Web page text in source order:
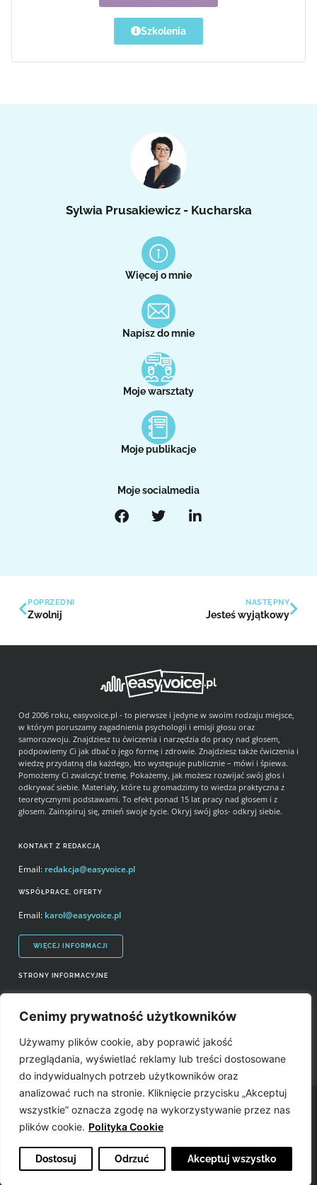
Cenimy prywatność użytkowników
Używamy plików cookie, aby poprawić jakość
przeglądania, wyświetlać reklamy lub treści dostosowane
do indywidualnych potrzeb użytkowników oraz
analizować ruch na stronie. Kliknięcie przycisku „Akceptuj
wszystkie” oznacza zgodę na wykorzystywanie przez nas
plików cookie. Polityka Cookie
Dostosuj Odrzuć Akceptuj wszystko
Szkolenia
Sylwia Prusakiewicz - Kucharska
Więcej o mnie
Napisz do mnie
Moje warsztaty
Moje publikacje
Moje socialmedia
POPRZEDNI
Zwolnij
NASTĘPNY
Jesteś wyjątkowy
STRONY INFORMACYJNE
Prawa autorskie i wykorzystywanie treści serwisu
Źródła
KONTAKT Z REDAKCJĄ
Email: redakcja@easyvoice.pl
WSPÓŁPRACE, OFERTY
Email: karol@easyvoice.pl
WIĘCEJ INFORMACJI
Od 2006 roku, easyvoice.pl - to pierwsze i jedyne w swoim rodzaju miejsce,
w którym poruszamy zagadnienia psychologii i emisji głosu oraz
samorozwoju. Znajdziesz tu ćwiczenia i narzędzia do pracy nad głosem,
podpowiemy Ci jak dbać o jego formę i zdrowie. Znajdziesz także ćwiczenia i
wiedzę przydatną dla każdego, kto występuje publicznie – mówi i śpiewa.
Pomożemy Ci zwalczyć tremę. Pokażemy, jak możesz rozwijać swój głos i
odkrywać siebie. Materiały, które tu gromadzimy to wiedza praktyczna z
teoretycznymi podstawami. To efekt ponad 15 lat pracy nad głosem i z
głosem. Zainspiruj się, zmień swoje życie. Okryj swój głos- odkryj siebie.
Easyvoice.pl © 2006-2022. Wszystkie prawa zastrzeżone. Stronę zrobiły: